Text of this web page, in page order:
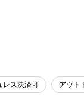
レス決済可 アウト